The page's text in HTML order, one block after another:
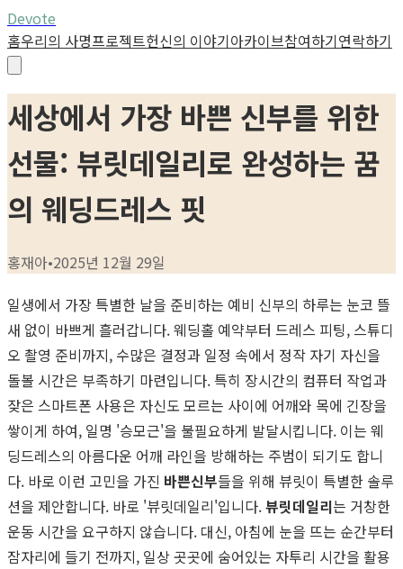
Devote
홈우리의 사명프로젝트헌신의 이야기아카이브참여하기연락하기
세상에서 가장 바쁜 신부를 위한
선물: 뷰릿데일리로 완성하는 꿈
의 웨딩드레스 핏
홍재아•2025년 12월 29일
일생에서 가장 특별한 날을 준비하는 예비 신부의 하루는 눈코 뜰
새 없이 바쁘게 흘러갑니다. 웨딩홀 예약부터 드레스 피팅, 스튜디
오 촬영 준비까지, 수많은 결정과 일정 속에서 정작 자기 자신을
돌볼 시간은 부족하기 마련입니다. 특히 장시간의 컴퓨터 작업과
잦은 스마트폰 사용은 자신도 모르는 사이에 어깨와 목에 긴장을
쌓이게 하여, 일명 '승모근'을 불필요하게 발달시킵니다. 이는 웨
딩드레스의 아름다운 어깨 라인을 방해하는 주범이 되기도 합니
다. 바로 이런 고민을 가진 바쁜신부들을 위해 뷰릿이 특별한 솔루
션을 제안합니다. 바로 '뷰릿데일리'입니다.뷰릿데일리는 거창한
운동 시간을 요구하지 않습니다. 대신, 아침에 눈을 뜨는 순간부터
잠자리에 들기 전까지, 일상 곳곳에 숨어있는 자투리 시간을 활용